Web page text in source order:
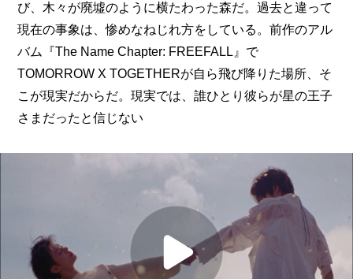
び、木々が廃墟のように横たわった森だ。過去と違って
現在の事象は、惨めなねじれ方をしている。前作のアル
バム『The Name Chapter: FREEFALL』で
TOMORROW X TOGETHERが自ら飛び降りた場所、そ
こが現実だからだ。現実では、誰ひとり彼らが星の王子
さまだったと信じない